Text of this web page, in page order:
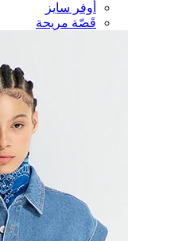
أوفر سايز
قَصّة مريحة